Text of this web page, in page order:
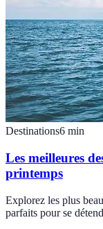
Destinations6 min
Les meilleures
printemps
Explorez les plus
parfaits pour se